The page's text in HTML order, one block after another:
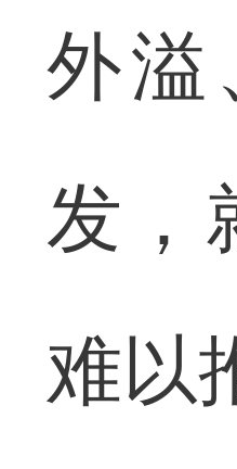
外溢
发，
难以